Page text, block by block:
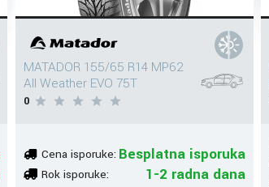
MATADOR 155/65 R14 MP62
All Weather EVO 75T
0
Cena isporuke: Besplatna isporuka
Rok isporuke: 1-2 radna dana